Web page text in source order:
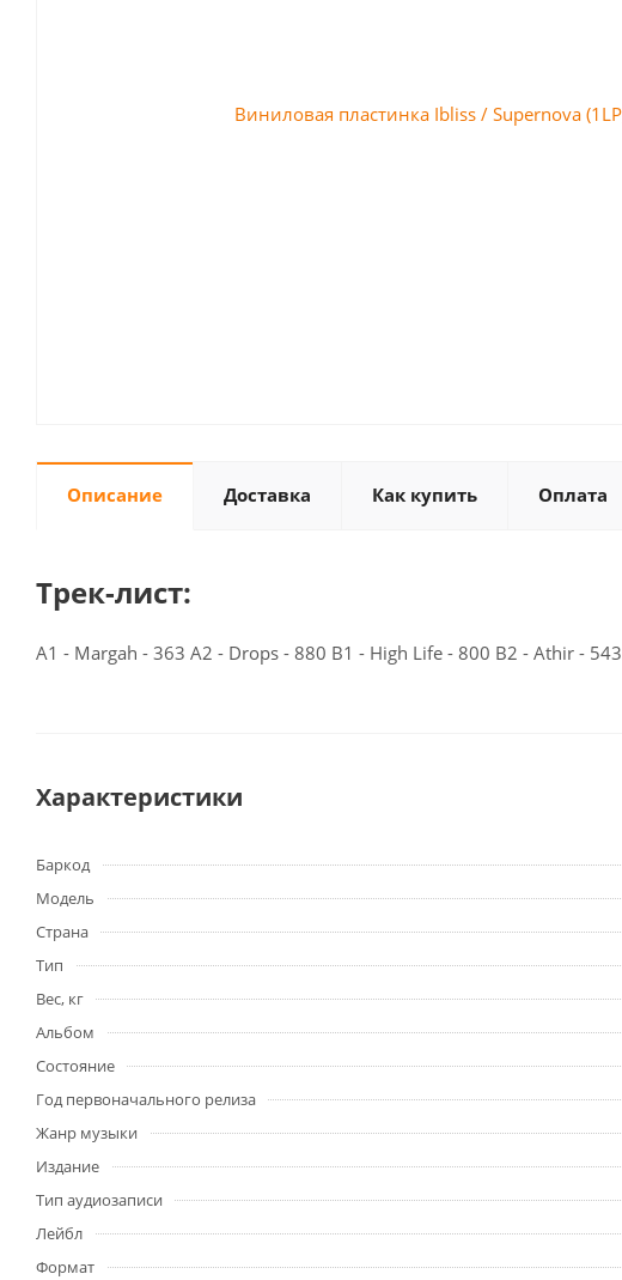
Описание Доставка Как купить Оплата
Трек-лист:
A1 - Margah - 363 A2 - Drops - 880 B1 - High Life - 800 B2 - Athir - 543
Характеристики
Баркод
Модель
Страна
Тип
Вес, кг
Альбом
Состояние
Год первоначального релиза
Жанр музыки
Издание
Тип аудиозаписи
Лейбл
Формат